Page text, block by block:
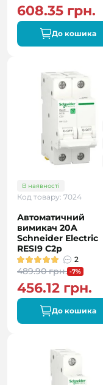
608.35 грн.
До кошика
В наявності
Код товару: 7024
Автоматичний
вимикач 20A
Schneider Electric
RESI9 C2р
2
489.90 грн. -7%
456.12 грн.
До кошика